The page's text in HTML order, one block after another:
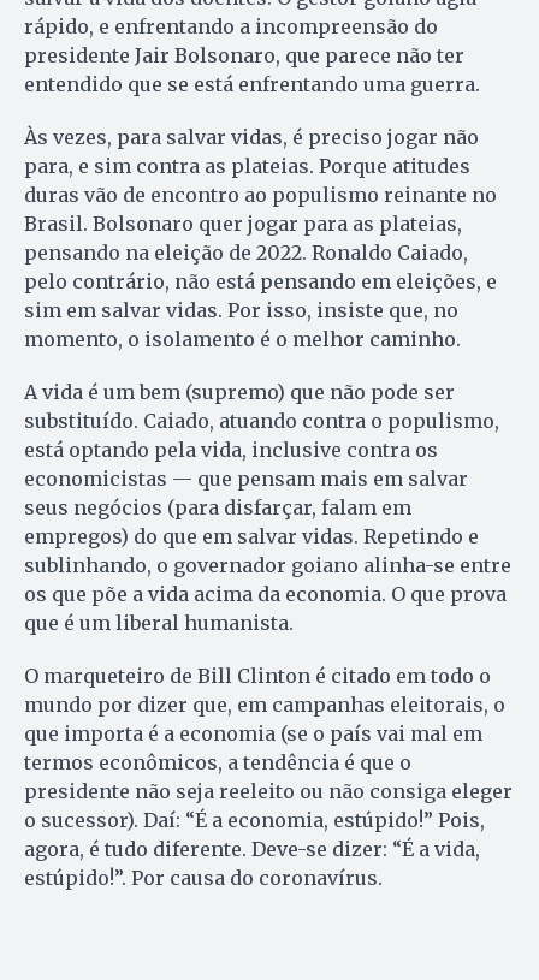
rápido, e enfrentando a incompreensão do
presidente Jair Bolsonaro, que parece não ter
entendido que se está enfrentando uma guerra.
Às vezes, para salvar vidas, é preciso jogar não
para, e sim contra as plateias. Porque atitudes
duras vão de encontro ao populismo reinante no
Brasil. Bolsonaro quer jogar para as plateias,
pensando na eleição de 2022. Ronaldo Caiado,
pelo contrário, não está pensando em eleições, e
sim em salvar vidas. Por isso, insiste que, no
momento, o isolamento é o melhor caminho.
A vida é um bem (supremo) que não pode ser
substituído. Caiado, atuando contra o populismo,
está optando pela vida, inclusive contra os
economicistas — que pensam mais em salvar
seus negócios (para disfarçar, falam em
empregos) do que em salvar vidas. Repetindo e
sublinhando, o governador goiano alinha-se entre
os que põe a vida acima da economia. O que prova
que é um liberal humanista.
O marqueteiro de Bill Clinton é citado em todo o
mundo por dizer que, em campanhas eleitorais, o
que importa é a economia (se o país vai mal em
termos econômicos, a tendência é que o
presidente não seja reeleito ou não consiga eleger
o sucessor). Daí: “É a economia, estúpido!” Pois,
agora, é tudo diferente. Deve-se dizer: “É a vida,
estúpido!”. Por causa do coronavírus.